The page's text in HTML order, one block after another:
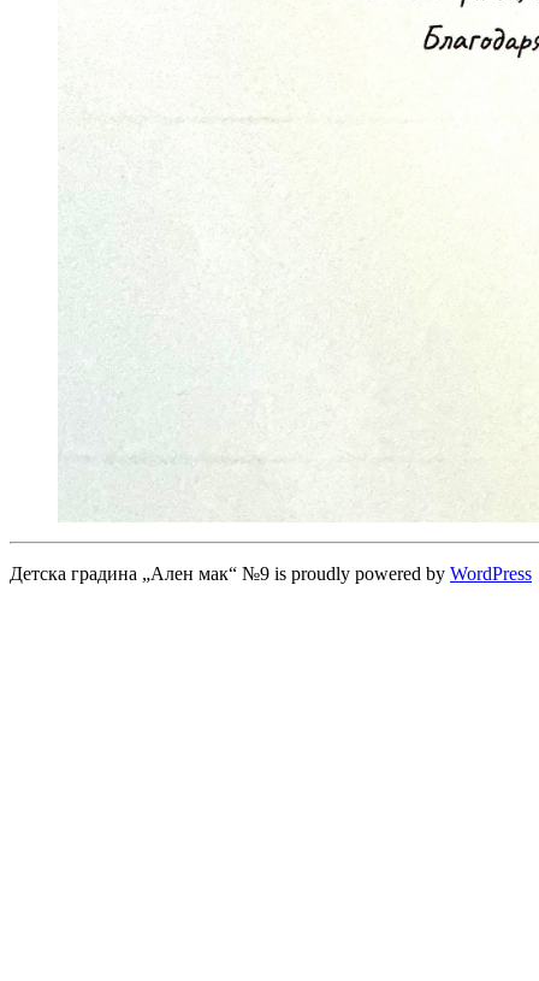
Детска градина „Ален мак“ №9 is proudly powered by WordPress